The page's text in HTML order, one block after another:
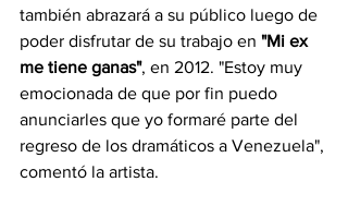
también abrazará a su público luego de
poder disfrutar de su trabajo en "Mi ex
me tiene ganas", en 2012. "Estoy muy
emocionada de que por fin puedo
anunciarles que yo formaré parte del
regreso de los dramáticos a Venezuela",
comentó la artista.